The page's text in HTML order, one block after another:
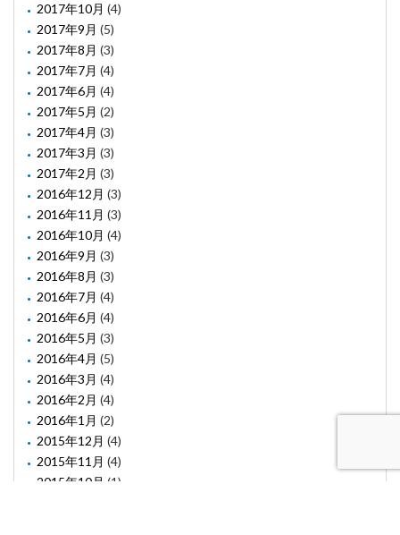
2017年10月 (4)
2017年9月 (5)
2017年8月 (3)
2017年7月 (4)
2017年6月 (4)
2017年5月 (2)
2017年4月 (3)
2017年3月 (3)
2017年2月 (3)
2016年12月 (3)
2016年11月 (3)
2016年10月 (4)
2016年9月 (3)
2016年8月 (3)
2016年7月 (4)
2016年6月 (4)
2016年5月 (3)
2016年4月 (5)
2016年3月 (4)
2016年2月 (4)
2016年1月 (2)
2015年12月 (4)
2015年11月 (4)
2015年10月 (1)